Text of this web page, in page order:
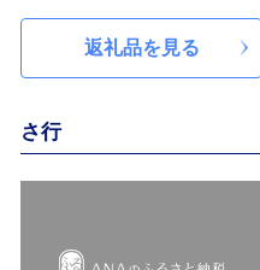
す。 肥沃な大地が、農作物をお
いしく育て上げます。 冬は寒さ
され、高さ約23メートル・重さ約
19トンの巨大な山車「立佞武多」
て残っています。
返礼品を見る
さ行